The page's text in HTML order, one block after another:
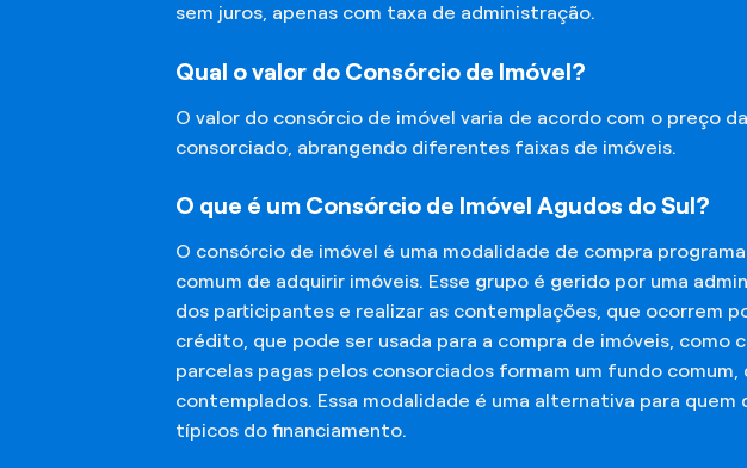
sem juros, apenas com taxa de administração.
Qual o valor do Consórcio de Imóvel?
O valor do consórcio de imóvel varia de acordo com o preço
consorciado, abrangendo diferentes faixas de imóveis.
O que é um Consórcio de Imóvel Agudos do Sul?
O consórcio de imóvel é uma modalidade de compra
comum de adquirir imóveis. Esse grupo é gerido por uma
dos participantes e realizar as contemplações, que ocorrem
crédito, que pode ser usada para a compra de imóveis,
parcelas pagas pelos consorciados formam um fundo
contemplados. Essa modalidade é uma alternativa para
típicos do financiamento.